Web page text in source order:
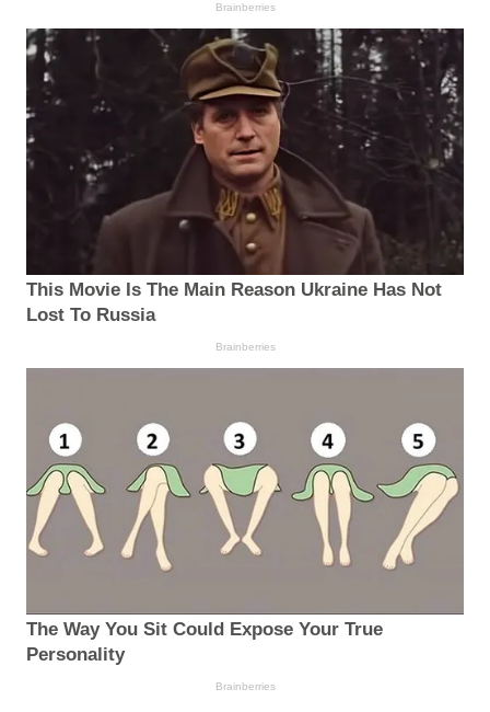
Brainberries
This Movie Is The Main Reason Ukraine Has Not
Lost To Russia
Brainberries
The Way You Sit Could Expose Your True
Personality
Brainberries